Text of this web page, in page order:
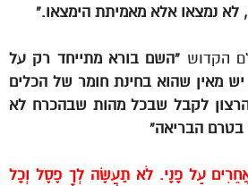
לא נמצאו אלא מאמיתת הימצאו.”
הקדוש “השם בורא מתייחד רק על
יש מאין שהוא בחינת חומר של הכלים
לקבל שבכל מהות שבהכרח לא
בטרם הבריאה”
עַל פָּנָי. לֹא תַעֲשֶׂה לְךָ פֶסֶל וְכָל